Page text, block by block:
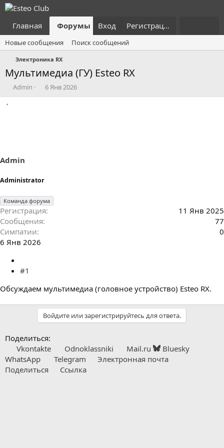
Главная Форумы Что нового?
Вход Регистрация
Новые сообщения Поиск сообщений
Электроника RX
Мультимедиа (ГУ) Esteo RX
А
в
ы
Admin
Д
а
6 Янв 2026
Admin
Administrator
Команда форума
Регистрация
11 Янв 2025
Сообщения
77
Симпатии
0
6 Янв 2026
#1
Обсуждаем мультимедиа (головное устройство) Esteo RX.
Войдите или зарегистрируйтесь для ответа.
Поделиться:
Vkontakte
Odnoklassniki Mail.ru
Bluesky
WhatsApp
Telegram
Электронная почта
Поделиться
Ссылка